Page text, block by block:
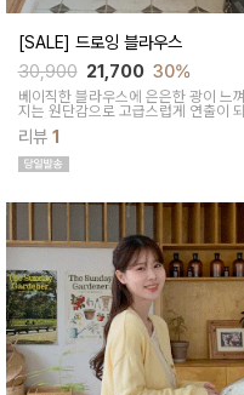
[SALE] 드로잉 블라우스
30,900 21,700 30%
베이직한 블라우스에 은은한 광이 느껴
지는 원단감으로 고급스럽게 연출이 되
는 아이템이에요
리뷰 1